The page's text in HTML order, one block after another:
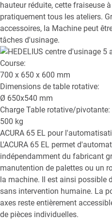
hauteur réduite, cette fraiseuse
pratiquement tous les ateliers.
accessoires, la Machine peut
tâches d'usinage.
Course:
700 x 650 x 600 mm
Dimensions de table rotative:
Ø 650x540 mm
Charge Table rotative/pivotante:
500 kg
ACURA 65 EL pour
L'ACURA 65 EL permet
indépendamment du fabricant
manutention de palettes ou un
la machine. Il est ainsi possible
sans intervention humaine. La
axes reste entièrement
de pièces individuelles.